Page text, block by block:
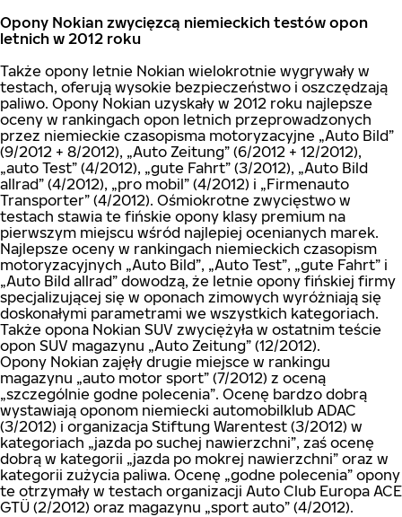
Opony Nokian zwycięzcą niemieckich testów opon
letnich w 2012 roku
Także opony letnie Nokian wielokrotnie wygrywały w
testach, oferują wysokie bezpieczeństwo i oszczędzają
paliwo. Opony Nokian uzyskały w 2012 roku najlepsze
oceny w rankingach opon letnich przeprowadzonych
przez niemieckie czasopisma motoryzacyjne „Auto Bild”
(9/2012 + 8/2012), „Auto Zeitung” (6/2012 + 12/2012),
„auto Test” (4/2012), „gute Fahrt” (3/2012), „Auto Bild
allrad” (4/2012), „pro mobil” (4/2012) i „Firmenauto
Transporter” (4/2012). Ośmiokrotne zwycięstwo w
testach stawia te fińskie opony klasy premium na
pierwszym miejscu wśród najlepiej ocenianych marek.
Najlepsze oceny w rankingach niemieckich czasopism
motoryzacyjnych „Auto Bild”, „Auto Test”, „gute Fahrt” i
„Auto Bild allrad” dowodzą, że letnie opony fińskiej firmy
specjalizującej się w oponach zimowych wyróżniają się
doskonałymi parametrami we wszystkich kategoriach.
Także opona Nokian SUV zwyciężyła w ostatnim teście
opon SUV magazynu „Auto Zeitung” (12/2012).
Opony Nokian zajęły drugie miejsce w rankingu
magazynu „auto motor sport” (7/2012) z oceną
„szczególnie godne polecenia”. Ocenę bardzo dobrą
wystawiają oponom niemiecki automobilklub ADAC
(3/2012) i organizacja Stiftung Warentest (3/2012) w
kategoriach „jazda po suchej nawierzchni”, zaś ocenę
dobrą w kategorii „jazda po mokrej nawierzchni” oraz w
kategorii zużycia paliwa. Ocenę „godne polecenia” opony
te otrzymały w testach organizacji Auto Club Europa ACE
GTÜ (2/2012) oraz magazynu „sport auto” (4/2012).